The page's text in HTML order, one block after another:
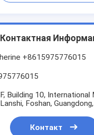
Контактная
+8615975776015
Building 10, International
Foshan,
Контакт